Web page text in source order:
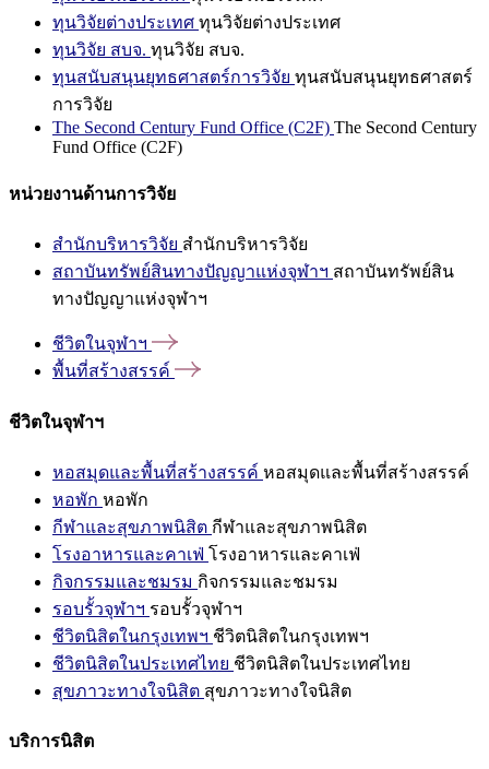
ทุนวิจัยต่างประเทศ ทุนวิจัยต่างประเทศ
ทุนวิจัย สบจ. ทุนวิจัย สบจ.
ทุนสนับสนุนยุทธศาสตร์การวิจัย ทุนสนับสนุนยุทธศาสตร์
การวิจัย
The Second Century Fund Office (C2F) The Second Century
Fund Office (C2F)
หน่วยงานด้านการวิจัย
สำนักบริหารวิจัย สำนักบริหารวิจัย
สถาบันทรัพย์สินทางปัญญาแห่งจุฬาฯ สถาบันทรัพย์สิน
ทางปัญญาแห่งจุฬาฯ
ชีวิตในจุฬาฯ
พื้นที่สร้างสรรค์
ชีวิตในจุฬาฯ
หอสมุดและพื้นที่สร้างสรรค์ หอสมุดและพื้นที่สร้างสรรค์
หอพัก หอพัก
กีฬาและสุขภาพนิสิต กีฬาและสุขภาพนิสิต
โรงอาหารและคาเฟ่ โรงอาหารและคาเฟ่
กิจกรรมและชมรม กิจกรรมและชมรม
รอบรั้วจุฬาฯ รอบรั้วจุฬาฯ
ชีวิตนิสิตในกรุงเทพฯ ชีวิตนิสิตในกรุงเทพฯ
ชีวิตนิสิตในประเทศไทย ชีวิตนิสิตในประเทศไทย
สุขภาวะทางใจนิสิต สุขภาวะทางใจนิสิต
บริการนิสิต